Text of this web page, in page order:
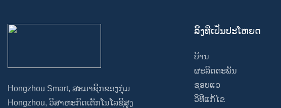
Hongzhou Smart, ສະມາຊິກຂອງກຸ່ມ
Hongzhou, ວິສາຫະກິດເຕັກໂນໂລຊີສູງ
ລິ້ງທີ່ເປັນປະໂຫຍດ
ບ້ານ
ຜະລິດຕະພັນ
ຊອບແວ
ວິທີແກ້ໄຂ